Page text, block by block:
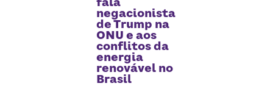
negacionista
de Trump na
ONU e aos
conflitos da
energia
renovável no
Brasil